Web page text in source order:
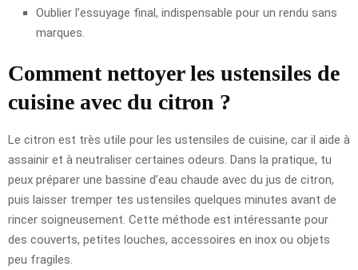
Oublier l’essuyage final, indispensable pour un rendu sans
marques.
Comment nettoyer les ustensiles de
cuisine avec du citron ?
Le citron est très utile pour les ustensiles de cuisine, car il aide à
assainir et à neutraliser certaines odeurs. Dans la pratique, tu
peux préparer une bassine d’eau chaude avec du jus de citron,
puis laisser tremper tes ustensiles quelques minutes avant de
rincer soigneusement. Cette méthode est intéressante pour
des couverts, petites louches, accessoires en inox ou objets
peu fragiles.